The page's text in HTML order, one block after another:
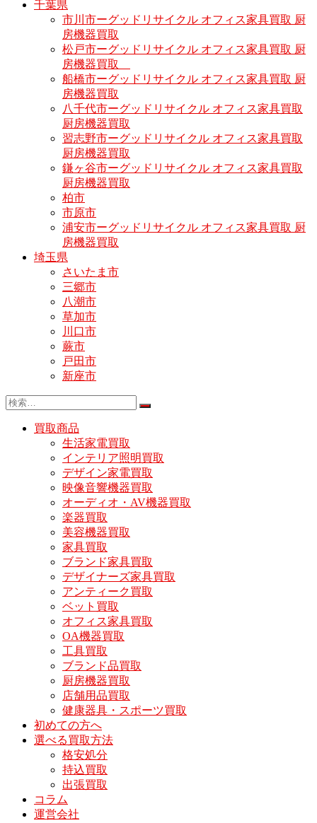
千葉県
市川市ーグッドリサイクル オフィス家具買取 厨
房機器買取
松戸市ーグッドリサイクル オフィス家具買取 厨
房機器買取
船橋市ーグッドリサイクル オフィス家具買取 厨
房機器買取
八千代市ーグッドリサイクル オフィス家具買取
厨房機器買取
習志野市ーグッドリサイクル オフィス家具買取
厨房機器買取
鎌ヶ谷市ーグッドリサイクル オフィス家具買取
厨房機器買取
柏市
市原市
浦安市ーグッドリサイクル オフィス家具買取 厨
房機器買取
埼玉県
さいたま市
三郷市
八潮市
草加市
川口市
蕨市
戸田市
新座市
買取商品
生活家電買取
インテリア照明買取
デザイン家電買取
映像音響機器買取
オーディオ・AV機器買取
楽器買取
美容機器買取
家具買取
ブランド家具買取
デザイナーズ家具買取
アンティーク買取
ベット買取
オフィス家具買取
OA機器買取
工具買取
ブランド品買取
厨房機器買取
店舗用品買取
健康器具・スポーツ買取
初めての方へ
選べる買取方法
格安処分
持込買取
出張買取
コラム
運営会社